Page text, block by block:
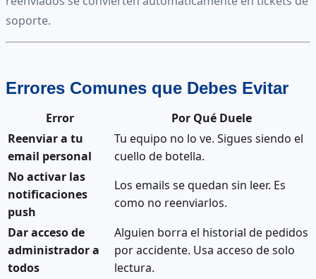
soporte.
Errores Comunes que Debes Evitar
Error
Por Qué Duele
Reenviar a tu
email personal
Tu equipo no lo ve. Sigues siendo el
cuello de botella.
No activar las
notificaciones
push
Los emails se quedan sin leer. Es
como no reenviarlos.
Dar acceso de
administrador a
todos
Alguien borra el historial de pedidos
por accidente. Usa acceso de solo
lectura.